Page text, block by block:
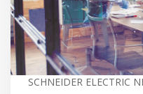
SCHNEIDER ELECTRIC